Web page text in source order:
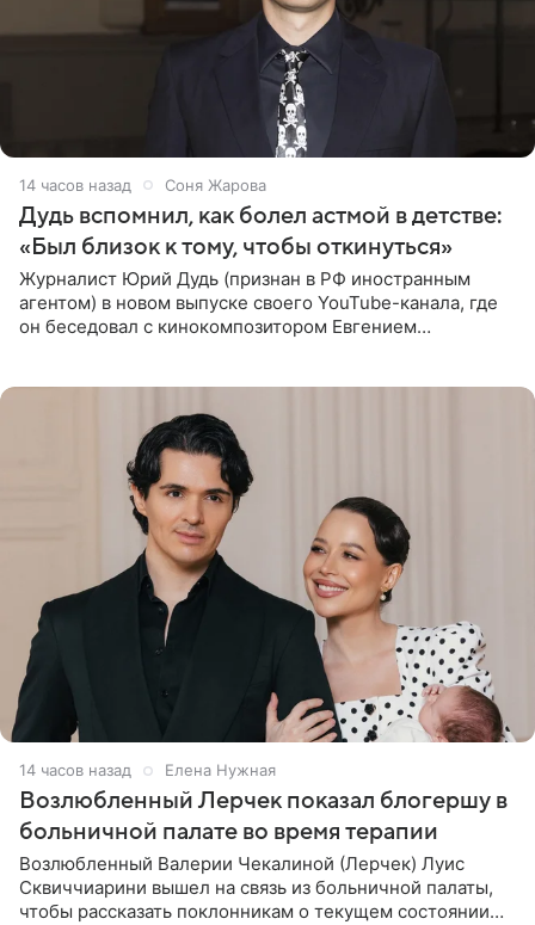
14 часов назад Соня Жарова
Дудь вспомнил, как болел астмой в детстве:
«Был близок к тому, чтобы откинуться»
Журналист Юрий Дудь (признан в РФ иностранным
агентом) в новом выпуске своего YouTube-канала, где
он беседовал с кинокомпозитором Евгением
14 часов назад Елена Нужная
Возлюбленный Лерчек показал блогершу в
больничной палате во время терапии
Возлюбленный Валерии Чекалиной (Лерчек) Луис
Сквиччиарини вышел на связь из больничной палаты,
чтобы рассказать поклонникам о текущем состоянии